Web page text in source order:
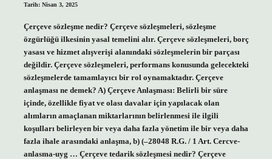
Tarih: Nisan 3, 2025
Çerçeve sözleşme nedir? Çerçeve sözleşmeleri, sözleşme
özgürlüğü ilkesinin yasal temelini alır. Çerçeve sözleşmeleri, borç
yasası ve hizmet alışverişi alanındaki sözleşmelerin bir parçası
değildir. Çerçeve sözleşmeleri, performans konusunda gelecekteki
sözleşmelerde tamamlayıcı bir rol oynamaktadır. Çerçeve
anlaşması ne demek? A) Çerçeve Anlaşması: Belirli bir süre
içinde, özellikle fiyat ve olası davalar için yapılacak olan
alımların amaçlanan miktarlarının belirlenmesi ile ilgili
koşulları belirleyen bir veya daha fazla yönetim ile bir veya daha
fazla ihale arasındaki anlaşma, b) (–28048 R.G. / 1 ​​Art. Cercve-
anlasma-uyg ​​… Çerçeve tedarik sözleşmesi nedir? Çerçeve